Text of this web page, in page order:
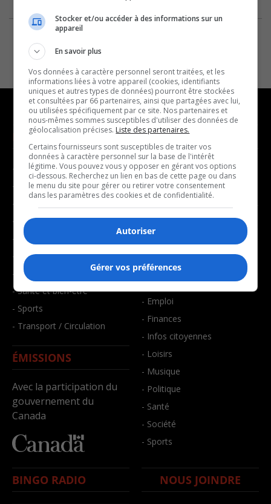
NOUVELLES
- Affaires municipales
- Communauté / Social
- Culture
- Économie
- Éducation
- Environnement
- Faits divers
- Santé et bien-être
- Sports
- Transport / Circulation
ÉMISSIONS
Avec la participation du
gouvernement du
Canada
MUSIQUE
- Décompte franco
- Joué récemment
BALADOS
- Art de vivre
- Bien-être
- Emploi
- Finances
- Infos citoyennes
- Loisirs
- Musique
- Politique
- Santé
- Société
- Sports
BINGO RADIO NOUS JOINDRE
Stocker et/ou accéder à des informations sur un
appareil
En savoir plus
Vos données à caractère personnel seront traitées, et les
informations liées à votre appareil (cookies, identifiants
uniques et autres types de données) pourront être stockées
et consultées par 66 partenaires, ainsi que partagées avec lui,
ou utilisées spécifiquement par ce site. Nos partenaires et
nous-mêmes sommes susceptibles d'utiliser des données de
géolocalisation précises. Liste des partenaires.
Certains fournisseurs sont susceptibles de traiter vos
données à caractère personnel sur la base de l'intérêt
légitime. Vous pouvez vous y opposer en gérant vos options
ci-dessous. Recherchez un lien en bas de cette page ou dans
le menu du site pour gérer ou retirer votre consentement
dans les paramètres des cookies et de confidentialité.
Autoriser
Gérer vos préférences